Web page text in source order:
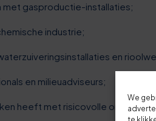
We
te
met gasproductie-installaties;
industrie;
en
en milieuadviseurs;
heeft met risicovolle